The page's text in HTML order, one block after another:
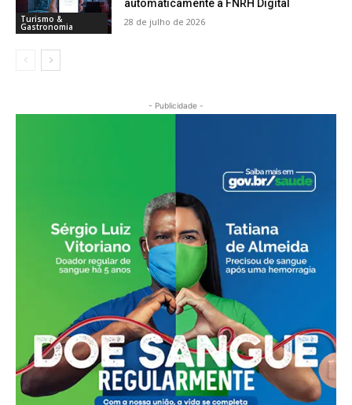
Turismo &
Gastronomia
automaticamente à FNRH Digital
28 de julho de 2026
- Publicidade -